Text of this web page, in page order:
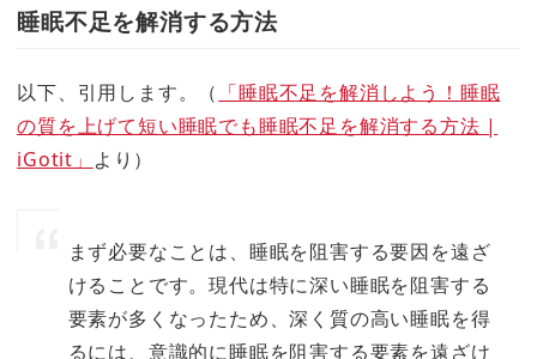
睡眠不足を解消する方法
以下、引用します。（ 「睡眠不足を解消しよう！睡眠
の質を上げて短い睡眠でも睡眠不足を解消する方法 |
iGotit」 より）
まず必要なことは、睡眠を阻害する要因を遠ざ
けることです。現代は特に深い睡眠を阻害する
要素が多くなったため、深く質の高い睡眠を得
るには、意識的に睡眠を阻害する要素を遠ざけ